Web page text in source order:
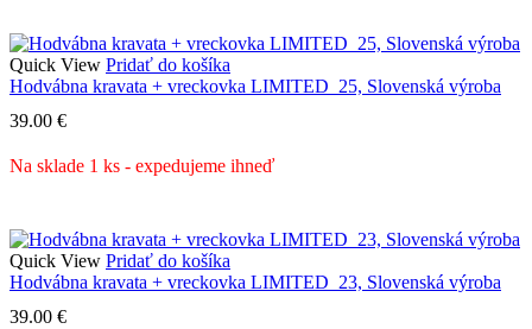
Quick View Pridať do košíka
Hodvábna kravata + vreckovka LIMITED_25, Slovenská výroba
39.00 €
Na sklade 1 ks - expedujeme ihneď
Quick View Pridať do košíka
Hodvábna kravata + vreckovka LIMITED_23, Slovenská výroba
39.00 €